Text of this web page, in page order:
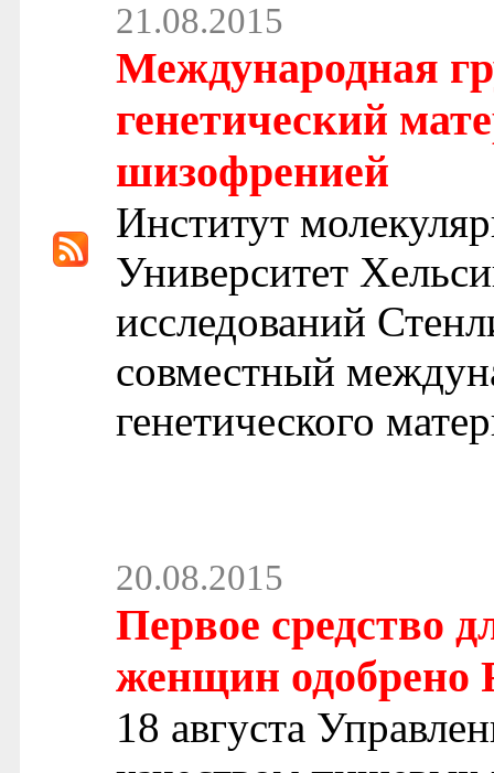
21.08.2015
Международная
генетический
шизофренией
Институт
Университет
исследований
совместный
генетического
20.08.2015
Первое средство
женщин одобрено
18 августа